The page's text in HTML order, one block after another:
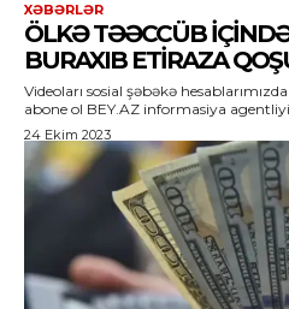
XƏBƏRLƏR
ÖLKƏ TƏƏCCÜB IÇINDƏ
BURAXIB ETIRAZA
Videoları sosial şəbəkə
24 Ekim 2023